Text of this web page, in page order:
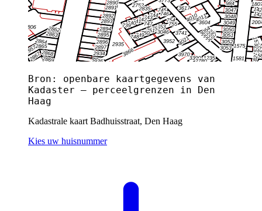
Bron: openbare kaartgegevens van
Kadaster — perceelgrenzen in Den
Haag
Kadastrale kaart Badhuisstraat, Den Haag
Kies uw huisnummer